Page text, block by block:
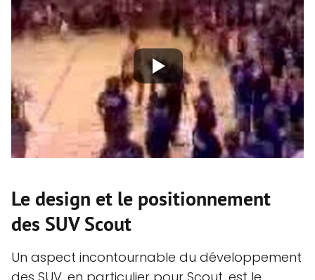
Le design et le positionnement
des SUV Scout
Un aspect incontournable du développement